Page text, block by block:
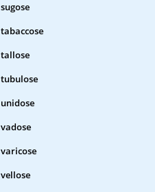
sugose
tabaccose
tallose
tubulose
unidose
vadose
varicose
vellose